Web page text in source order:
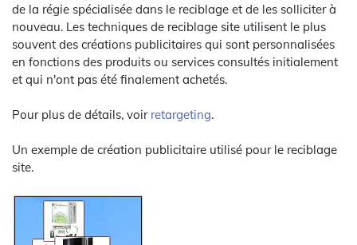
de la régie spécialisée dans le reciblage et de les solliciter à
nouveau. Les techniques de reciblage site utilisent le plus
souvent des créations publicitaires qui sont personnalisées
en fonctions des produits ou services consultés initialement
et qui n'ont pas été finalement achetés.
Pour plus de détails, voir retargeting.
Un exemple de création publicitaire utilisé pour le reciblage
site.